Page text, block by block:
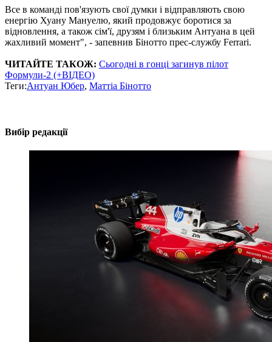
Все в команді пов'язують свої думки і відправляють свою
енергію Хуану Мануелю, який продовжує боротися за
відновлення, а також сім'ї, друзям і близьким Антуана в цей
жахливий момент", - запевнив Бінотто прес-службу Ferrari.
ЧИТАЙТЕ ТАКОЖ: Сьогодні в гонці загинув пілот
Формули-2 (+ВІДЕО)
Теги:Антуан Юбер, Маттіа Бінотто
Вибір редакції